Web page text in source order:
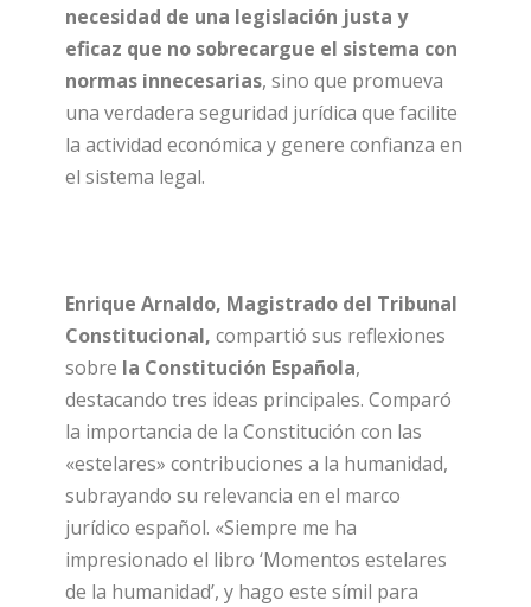
necesidad de una legislación justa y
eficaz que no sobrecargue el sistema con
normas innecesarias, sino que promueva
una verdadera seguridad jurídica que facilite
la actividad económica y genere confianza en
el sistema legal.
Enrique Arnaldo, Magistrado del Tribunal
Constitucional, compartió sus reflexiones
sobre la Constitución Española,
destacando tres ideas principales. Comparó
la importancia de la Constitución con las
«estelares» contribuciones a la humanidad,
subrayando su relevancia en el marco
jurídico español. «Siempre me ha
impresionado el libro ‘Momentos estelares
de la humanidad’, y hago este símil para